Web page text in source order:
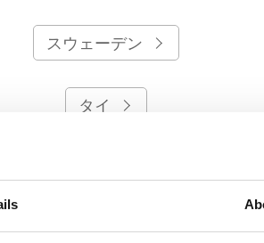
スウェーデン
タイ
ハンガリー